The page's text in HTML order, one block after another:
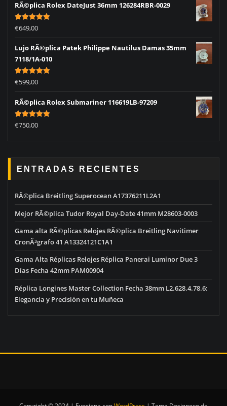
RÃ©plica Rolex DateJust 36mm 126284RBR-0029
Rated5.00
out of 5
€649,00
Lujo RÃ©plica Patek Philippe Nautilus Damas 35mm
7118/1A-010
Rated5.00
out of 5
€599,00
RÃ©plica Rolex Submariner 116619LB-97209
Rated5.00
out of 5
€750,00
ENTRADAS RECIENTES
RÃ©plica Breitling Superocean A17376211L2A1
Mejor RÃ©plica Tudor Royal Day-Date 41mm M28603-0003
Gama alta RÃ©plicas Relojes RÃ©plica Breitling Navitimer
CronÃ³grafo 41 A13324121C1A1
Gama Alta Réplicas Relojes Réplica Panerai Luminor Due 3
Días Fecha 42mm PAM00904
Réplica Longines Master Collection Fecha 38mm L2.628.4.78.6:
Elegancia y Precisión en tu Muñeca